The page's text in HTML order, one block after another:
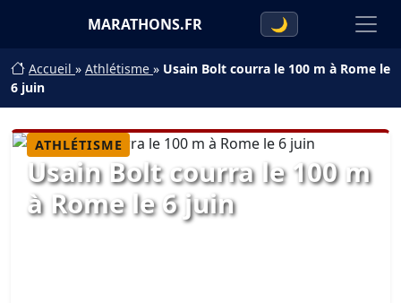
MARATHONS.FR 🌙
Accueil » Athlétisme » Usain Bolt courra le 100 m à Rome le
6 juin
ATHLÉTISME
Usain Bolt courra le 100 m
à Rome le 6 juin